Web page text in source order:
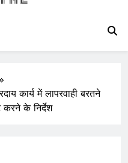
कार्य में लापरवाही बरतने
करने के निर्देश